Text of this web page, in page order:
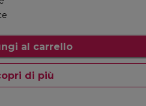
al carrello
di più